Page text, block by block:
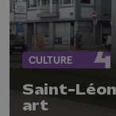
CULTURE
Saint-
art